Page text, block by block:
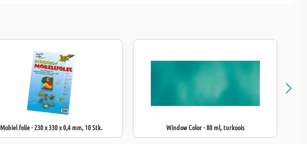
Mobiel folie - 230 x 330 x 0,4 mm, 10 Stk. Window Color - 80 ml, turkoois